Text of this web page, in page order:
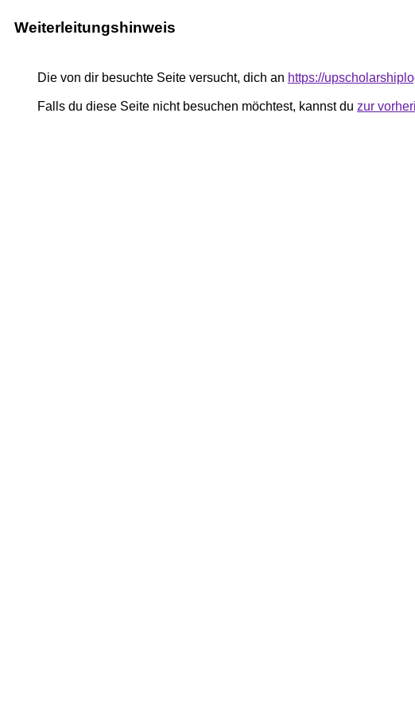
Weiterleitungshinweis
Die von dir besuchte Seite versucht, dich an https://
Falls du diese Seite nicht besuchen möchtest, kannst du zur